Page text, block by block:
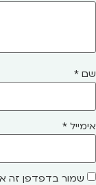
שם *
אימייל *
שמור בדפדפן זה